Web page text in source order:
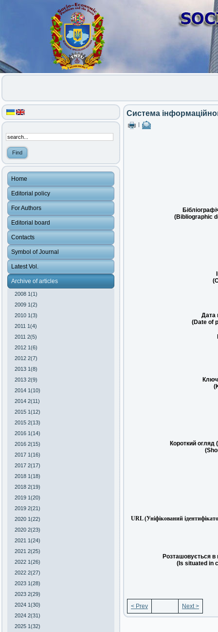
Home
Editorial policy
For Authors
Editorial board
Contacts
Symbol of Journal
Latest Vol.
Archive of articles
2008 1(1)
2009 1(2)
2010 1(3)
2011 1(4)
2011 2(5)
2012 1(6)
2012 2(7)
2013 1(8)
2013 2(9)
2014 1(10)
2014 2(11)
2015 1(12)
2015 2(13)
2016 1(14)
2016 2(15)
2017 1(16)
2017 2(17)
2018 1(18)
2018 2(19)
2019 1(20)
2019 2(21)
2020 1(22)
2020 2(23)
2021 1(24)
2021 2(25)
2022 1(26)
2022 2(27)
2023 1(28)
2023 2(29)
2024 1(30)
2024 2(31)
2025 1(32)
Система
(Bibliographic
Дата
(Date of
Короткий огляд
URL (Уніфікований
Розташовується в
(Is situated in
< Prev Next >